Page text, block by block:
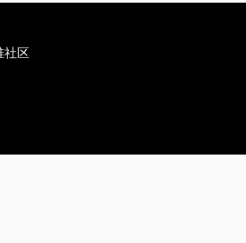
社区